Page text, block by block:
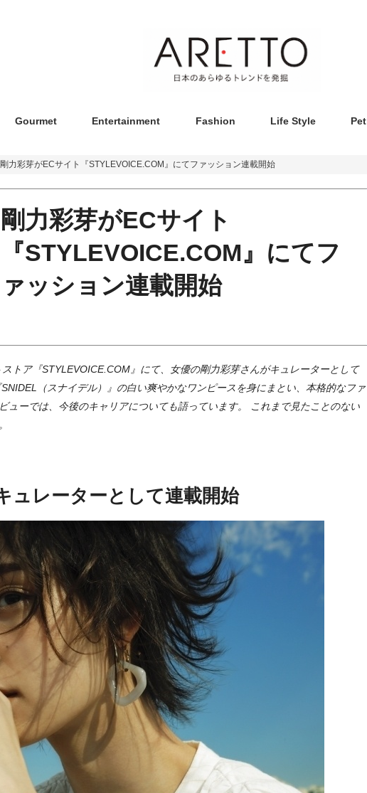
Gourmet Entertainment Fashion Life Style Pet
剛力彩芽がECサイト『STYLEVOICE.COM』にてファッション連載開始
剛力彩芽がECサイト
『STYLEVOICE.COM』にてフ
ァッション連載開始
トア『STYLEVOICE.COM』にて、女優の剛力彩芽さんがキュレーターとして
（スナイデル）』の白い爽やかなワンピースを身にまとい、本格的なファ
ューでは、今後のキャリアについても語っています。 これまで見たことのない
ュレーターとして連載開始